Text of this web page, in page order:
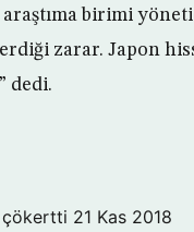
birimi
zarar. Japon
dedi.
çökertti 21 Kas 2018